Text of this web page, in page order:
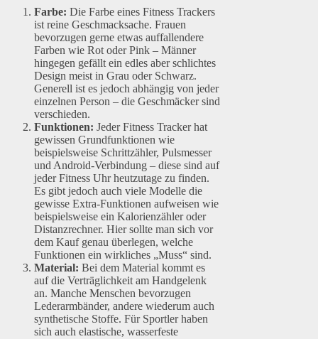
Farbe: Die Farbe eines Fitness Trackers
ist reine Geschmacksache. Frauen
bevorzugen gerne etwas auffallendere
Farben wie Rot oder Pink – Männer
hingegen gefällt ein edles aber schlichtes
Design meist in Grau oder Schwarz.
Generell ist es jedoch abhängig von jeder
einzelnen Person – die Geschmäcker sind
verschieden.
Funktionen: Jeder Fitness Tracker hat
gewissen Grundfunktionen wie
beispielsweise Schrittzähler, Pulsmesser
und Android-Verbindung – diese sind auf
jeder Fitness Uhr heutzutage zu finden.
Es gibt jedoch auch viele Modelle die
gewisse Extra-Funktionen aufweisen wie
beispielsweise ein Kalorienzähler oder
Distanzrechner. Hier sollte man sich vor
dem Kauf genau überlegen, welche
Funktionen ein wirkliches „Muss“ sind.
Material: Bei dem Material kommt es
auf die Verträglichkeit am Handgelenk
an. Manche Menschen bevorzugen
Lederarmbänder, andere wiederum auch
synthetische Stoffe. Für Sportler haben
sich auch elastische, wasserfeste